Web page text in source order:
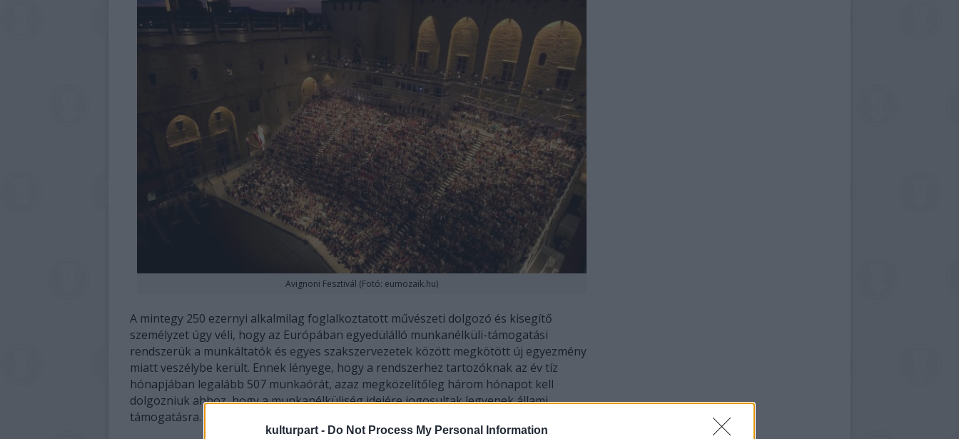
kulturpart - Do Not Process My Personal Information
Avignoni Fesztivál (Fotó: eumozaik.hu)
A mintegy 250 ezernyi alkalmilag foglalkoztatott művészeti dolgozó és kisegítő
személyzet úgy véli, hogy az Európában egyedülálló munkanélküli-támogatási
rendszerük a munkáltatók és egyes szakszervezetek között megkötött új egyezmény
miatt veszélybe került. Ennek lényege, hogy a rendszerhez tartozóknak az év tíz
hónapjában legalább 507 munkaórát, azaz megközelítőleg három hónapot kell
dolgozniuk ahhoz, hogy a munkanélküliség idejére jogosultak legyenek állami
támogatásra.